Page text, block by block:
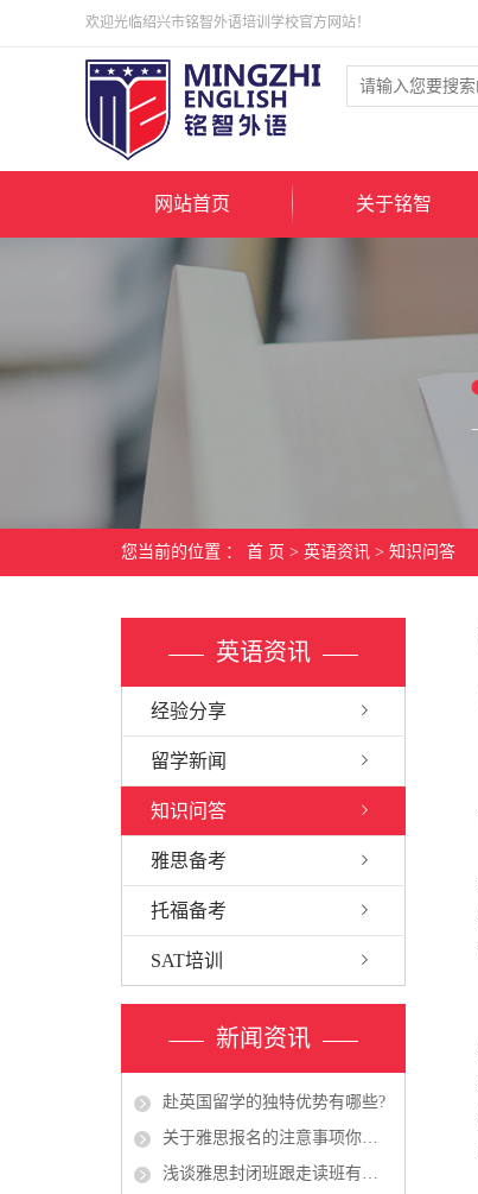
欢迎光临绍兴市铭智外语培训学校官方网站！
网站首页 关于铭智
您当前的位置 ： 首 页 > 英语资讯 > 知识问答
英语资讯
经验分享
留学新闻
知识问答
雅思备考
托福备考
SAT培训
新闻资讯
赴英国留学的独特优势有哪些?
关于雅思报名的注意事项你知道多少?
浅谈雅思封闭班跟走读班有什么区别?